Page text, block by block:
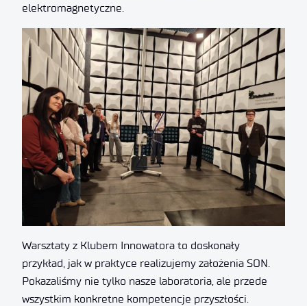
elektromagnetyczne.
Warsztaty z Klubem Innowatora to doskonały
przykład, jak w praktyce realizujemy założenia SON.
Pokazaliśmy nie tylko nasze laboratoria, ale przede
wszystkim konkretne kompetencje przyszłości.